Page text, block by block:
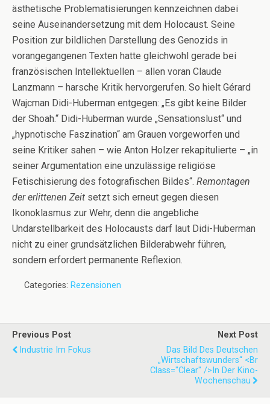
ästhetische Problematisierungen kennzeichnen dabei
seine Auseinandersetzung mit dem Holocaust. Seine
Position zur bildlichen Darstellung des Genozids in
vorangegangenen Texten hatte gleichwohl gerade bei
französischen Intellektuellen – allen voran Claude
Lanzmann – harsche Kritik hervorgerufen. So hielt Gérard
Wajcman Didi-Huberman entgegen: „Es gibt keine Bilder
der Shoah.“ Didi-Huberman wurde „Sensationslust“ und
„hypnotische Faszination“ am Grauen vorgeworfen und
seine Kritiker sahen – wie Anton Holzer rekapitulierte – „in
seiner Argumentation eine unzulässige religiöse
Fetischisierung des fotografischen Bildes“. Remontagen
der erlittenen Zeit setzt sich erneut gegen diesen
Ikonoklasmus zur Wehr, denn die angebliche
Undarstellbarkeit des Holocausts darf laut Didi-Huberman
nicht zu einer grundsätzlichen Bilderabwehr führen,
sondern erfordert permanente Reflexion.
Categories: Rezensionen
Previous Post
Industrie Im Fokus
Next Post
Das Bild Des Deutschen
„Wirtschaftswunders“ <br
Class="clear" />in Der Kino-
Wochenschau